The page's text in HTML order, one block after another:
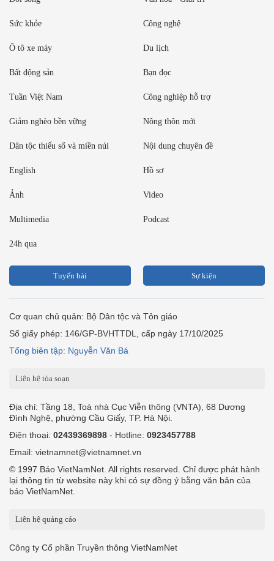
Sức khỏe Công nghệ
Ô tô xe máy Du lịch
Bất động sản Bạn đọc
Tuần Việt Nam Công nghiệp hỗ trợ
Giảm nghèo bền vững Nông thôn mới
Dân tộc thiểu số và miền núi Nội dung chuyên đề
English Hồ sơ
Ảnh Video
Multimedia Podcast
24h qua
Tuyến bài Sự kiện
Cơ quan chủ quản: Bộ Dân tộc và Tôn giáo
Số giấy phép: 146/GP-BVHTTDL, cấp ngày 17/10/2025
Tổng biên tập: Nguyễn Văn Bá
Liên hệ tòa soạn
Địa chỉ: Tầng 18, Toà nhà Cục Viễn thông (VNTA), 68 Dương
Đình Nghệ, phường Cầu Giấy, TP. Hà Nội.
Điện thoại: 02439369898 - Hotline: 0923457788
Email: vietnamnet@vietnamnet.vn
© 1997 Báo VietNamNet. All rights reserved. Chỉ được phát hành
lại thông tin từ website này khi có sự đồng ý bằng văn bản của
báo VietNamNet.
Liên hệ quảng cáo
Công ty Cổ phần Truyền thông VietNamNet